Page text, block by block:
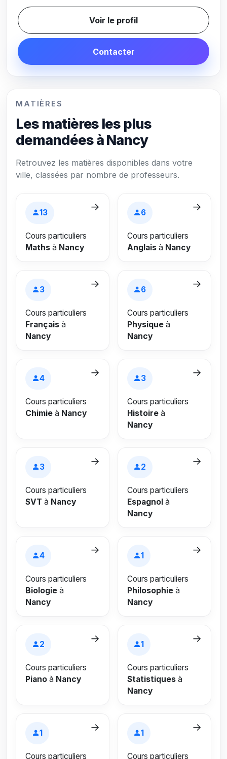
Voir le profil
Contacter
MATIÈRES
Les matières les plus
demandées à Nancy
Retrouvez les matières disponibles dans votre
ville, classées par nombre de professeurs.
13
Cours particuliers
Mathsà Nancy
→ 6
Cours particuliers
Anglaisà Nancy
→
3
Cours particuliers
Françaisà
Nancy
→ 6
Cours particuliers
Physiqueà
Nancy
→
4
Cours particuliers
Chimieà Nancy
→ 3
Cours particuliers
Histoireà
Nancy
→
3
Cours particuliers
SVT à Nancy
→ 2
Cours particuliers
Espagnolà
Nancy
→
4
Cours particuliers
Biologieà
Nancy
→ 1
Cours particuliers
Philosophieà
Nancy
→
2
Cours particuliers
Pianoà Nancy
→ 1
Cours particuliers
Statistiquesà
Nancy
→
1
Cours particuliers
→ 1
Cours particuliers
→